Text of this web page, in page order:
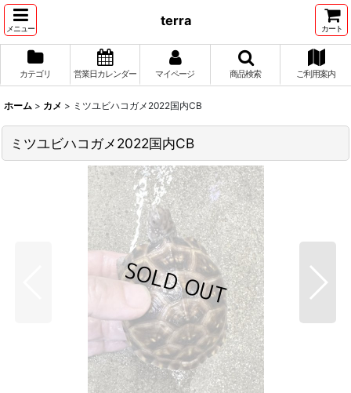
メニュー
terra
カート
カテゴリ 営業日カレンダー マイページ 商品検索 ご利用案内
ホーム > カメ > ミツユビハコガメ2022国内CB
ミツユビハコガメ2022国内CB